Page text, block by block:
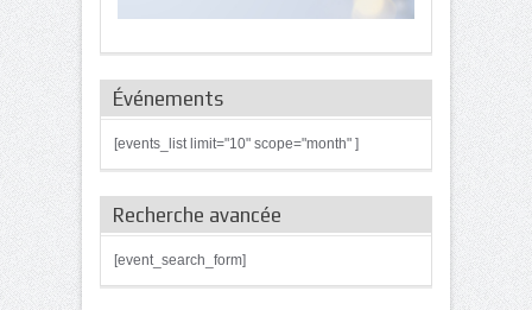
Événements
[events_list limit="10" scope="month" ]
Recherche avancée
[event_search_form]